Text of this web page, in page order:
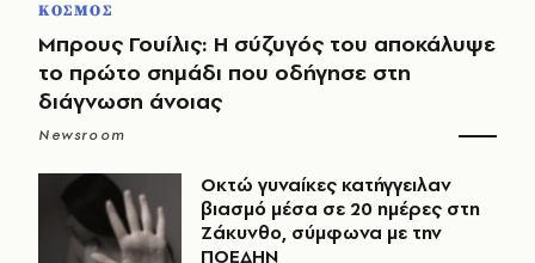
ΚΟΣΜΟΣ
Μπρους Γουίλις: Η σύζυγός του αποκάλυψε
το πρώτο σημάδι που οδήγησε στη
διάγνωση άνοιας
Newsroom
Οκτώ γυναίκες κατήγγειλαν
βιασμό μέσα σε 20 ημέρες στη
Ζάκυνθο, σύμφωνα με την
ΠΟΕΔΗΝ